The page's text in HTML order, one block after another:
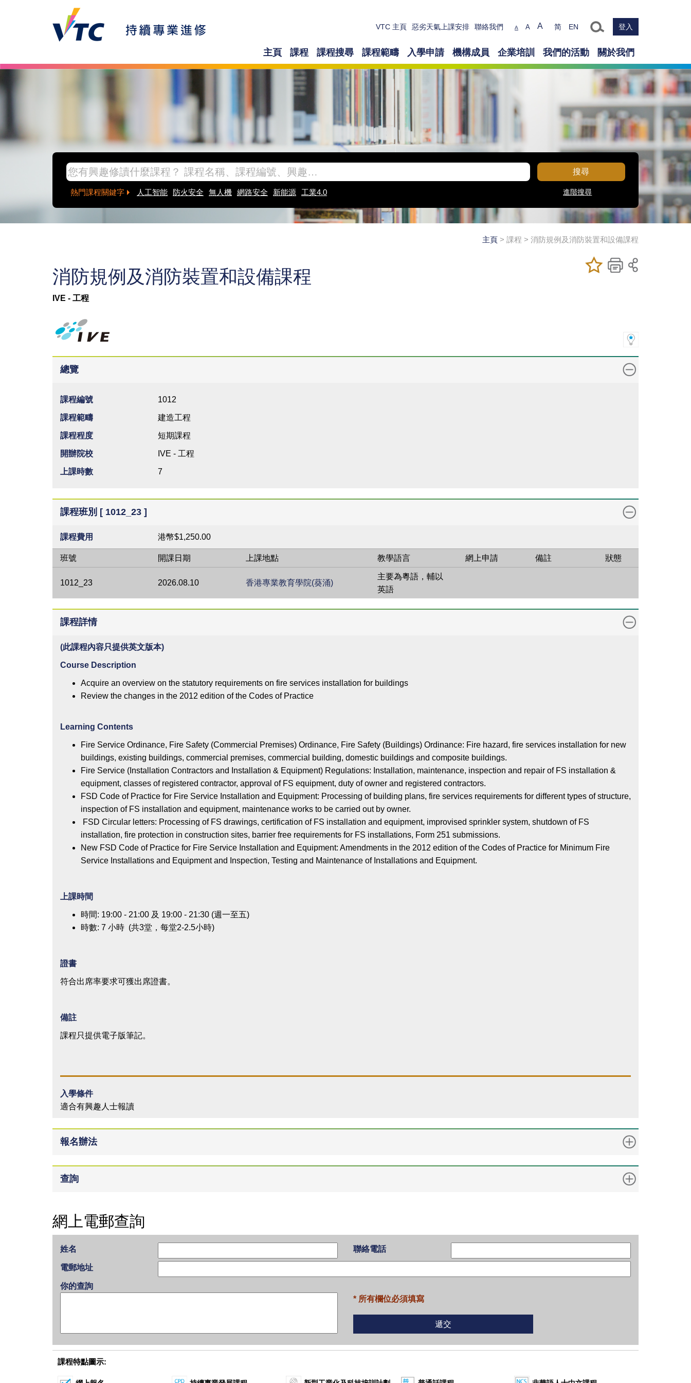
Skip to main content
VTC 主頁 惡劣天氣上課安排 聯絡我們
Text size
A A A 简 EN 登入
主頁 課程 課程搜尋 課程範疇 入學申請 機構成員 企業培訓 我們的活動 關於我們
搜尋
熱門課程關鍵字 人工智能 防火安全 無人機 網路安全 新能源 工業4.0 進階搜尋
主頁 > 課程 > 消防規例及消防裝置和設備課程
加入/移除我喜
愛的課程
儲存課程
列印
消防規例及消防裝置和設備課程
IVE - 工程
總覽
課程編號 1012
課程範疇 建造工程
課程程度 短期課程
開辦院校 IVE - 工程
上課時數 7
課程班別 [ 1012_23 ]
課程費用 港幣$1,250.00
班號 開課日期 上課地點 教學語言 網上申請 備註 狀態
1012_23 2026.08.10 香港專業教育學院(葵涌)
主要為粵語，輔以
英語
課程詳情
(此課程內容只提供英文版本)
Course Description
Acquire an overview on the statutory requirements on fire services installation for buildings
Review the changes in the 2012 edition of the Codes of Practice
Learning Contents
Fire Service Ordinance, Fire Safety (Commercial Premises) Ordinance, Fire Safety (Buildings) Ordinance: Fire hazard, fire services installation for new
buildings, existing buildings, commercial premises, commercial building, domestic buildings and composite buildings.
Fire Service (Installation Contractors and Installation & Equipment) Regulations: Installation, maintenance, inspection and repair of FS installation &
equipment, classes of registered contractor, approval of FS equipment, duty of owner and registered contractors.
FSD Code of Practice for Fire Service Installation and Equipment: Processing of building plans, fire services requirements for different types of structure,
inspection of FS installation and equipment, maintenance works to be carried out by owner.
FSD Circular letters: Processing of FS drawings, certification of FS installation and equipment, improvised sprinkler system, shutdown of FS
installation, fire protection in construction sites, barrier free requirements for FS installations, Form 251 submissions.
New FSD Code of Practice for Fire Service Installation and Equipment: Amendments in the 2012 edition of the Codes of Practice for Minimum Fire
Service Installations and Equipment and Inspection, Testing and Maintenance of Installations and Equipment.
上課時間
時間: 19:00 - 21:00 及 19:00 - 21:30 (週一至五)
時數: 7 小時 (共3堂，每堂2-2.5小時)
證書
符合出席率要求可獲出席證書。
備註
課程只提供電子版筆記。
入學條件
適合有興趣人士報讀
報名辦法
查詢
網上電郵查詢
姓名 聯絡電話
電郵地址
你的查詢
* 所有欄位必須填寫
課程特點圖示: